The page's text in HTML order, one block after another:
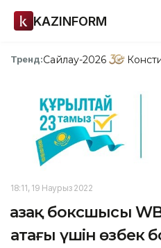
KAZINFORM
Тренд:Сайлау-2026
18:11, 19 Наурыз 2022
Қазақ боксшысы
атағы үшін өзбек